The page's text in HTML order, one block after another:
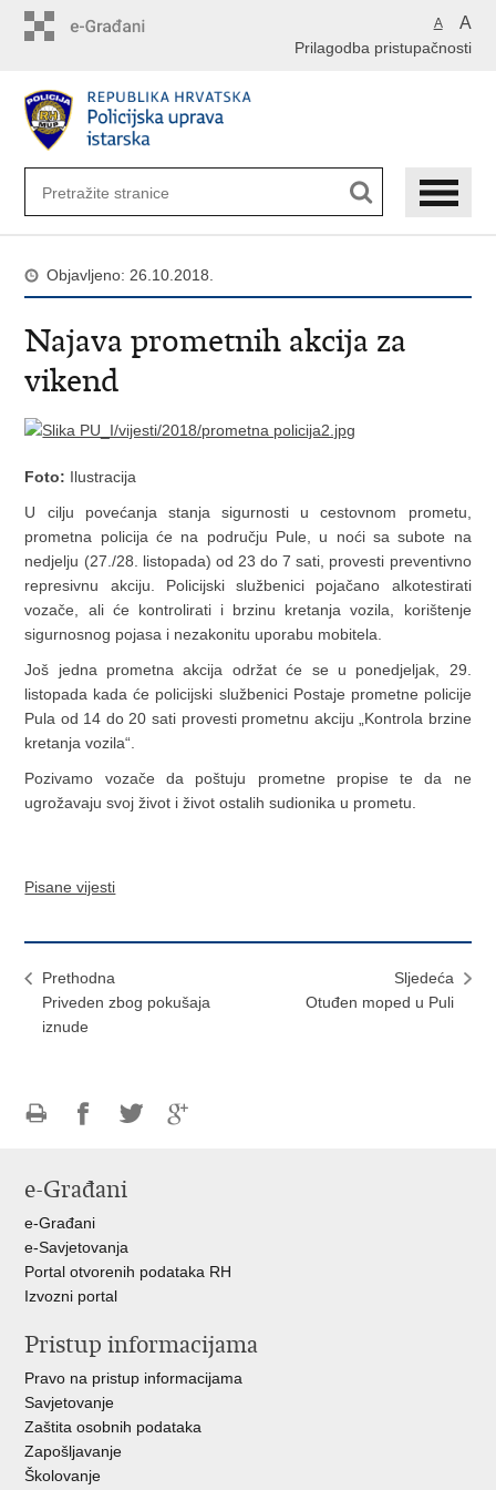
A A
Prilagodba pristupačnosti
Objavljeno: 26.10.2018.
Najava prometnih akcija za
vikend
Foto: Ilustracija
U cilju povećanja stanja sigurnosti u cestovnom prometu,
prometna policija će na području Pule, u noći sa subote na
nedjelju (27./28. listopada) od 23 do 7 sati, provesti preventivno
represivnu akciju. Policijski službenici pojačano alkotestirati
vozače, ali će kontrolirati i brzinu kretanja vozila, korištenje
sigurnosnog pojasa i nezakonitu uporabu mobitela.
Još jedna prometna akcija održat će se u ponedjeljak, 29.
listopada kada će policijski službenici Postaje prometne policije
Pula od 14 do 20 sati provesti prometnu akciju „Kontrola brzine
kretanja vozila“.
Pozivamo vozače da poštuju prometne propise te da ne
ugrožavaju svoj život i život ostalih sudionika u prometu.
Pisane vijesti
Prethodna
Priveden zbog pokušaja
iznude
Sljedeća
Otuđen moped u Puli
FacebookuTwitteru
e-Građani
e-Građani
e-Savjetovanja
Portal otvorenih podataka RH
Izvozni portal
Pristup informacijama
Pravo na pristup informacijama
Savjetovanje
Zaštita osobnih podataka
Zapošljavanje
Školovanje